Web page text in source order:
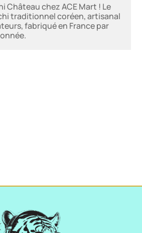
Château chez ACE Mart ! Le
traditionnel coréen, artisanal
fabriqué en France par